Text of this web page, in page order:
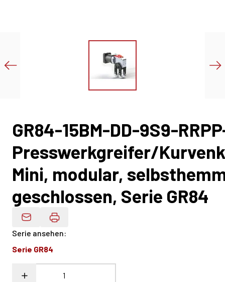
GR84-15BM-DD-9S9-
Presswerkgreifer/
Mini, modular,
geschlossen, Serie GR84
Produktdaten Per E-Mail
Serie ansehen:
Serie GR84